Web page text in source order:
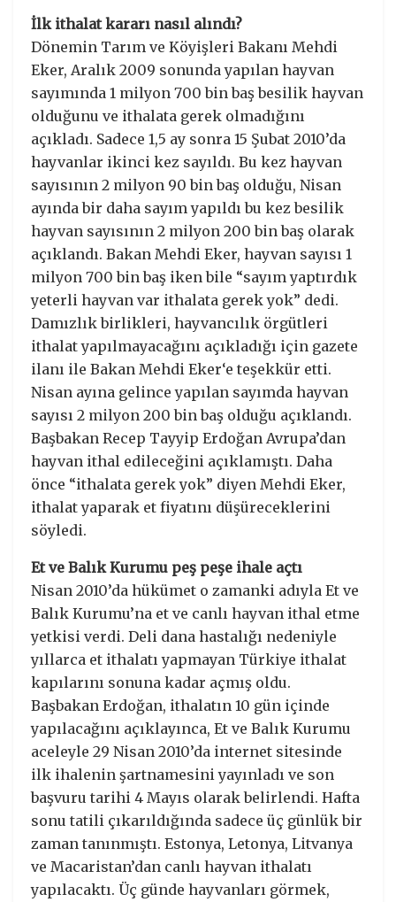
İlk ithalat kararı nasıl alındı?
Dönemin Tarım ve Köyişleri Bakanı Mehdi
Eker, Aralık 2009 sonunda yapılan hayvan
sayımında 1 milyon 700 bin baş besilik hayvan
olduğunu ve ithalata gerek olmadığını
açıkladı. Sadece 1,5 ay sonra 15 Şubat 2010’da
hayvanlar ikinci kez sayıldı. Bu kez hayvan
sayısının 2 milyon 90 bin baş olduğu, Nisan
ayında bir daha sayım yapıldı bu kez besilik
hayvan sayısının 2 milyon 200 bin baş olarak
açıklandı. Bakan Mehdi Eker, hayvan sayısı 1
milyon 700 bin baş iken bile “sayım yaptırdık
yeterli hayvan var ithalata gerek yok” dedi.
Damızlık birlikleri, hayvancılık örgütleri
ithalat yapılmayacağını açıkladığı için gazete
ilanı ile Bakan Mehdi Eker‘e teşekkür etti.
Nisan ayına gelince yapılan sayımda hayvan
sayısı 2 milyon 200 bin baş olduğu açıklandı.
Başbakan Recep Tayyip Erdoğan Avrupa’dan
hayvan ithal edileceğini açıklamıştı. Daha
önce “ithalata gerek yok” diyen Mehdi Eker,
ithalat yaparak et fiyatını düşüreceklerini
söyledi.
Et ve Balık Kurumu peş peşe ihale açtı
Nisan 2010’da hükümet o zamanki adıyla Et ve
Balık Kurumu’na et ve canlı hayvan ithal etme
yetkisi verdi. Deli dana hastalığı nedeniyle
yıllarca et ithalatı yapmayan Türkiye ithalat
kapılarını sonuna kadar açmış oldu.
Başbakan Erdoğan, ithalatın 10 gün içinde
yapılacağını açıklayınca, Et ve Balık Kurumu
aceleyle 29 Nisan 2010’da internet sitesinde
ilk ihalenin şartnamesini yayınladı ve son
başvuru tarihi 4 Mayıs olarak belirlendi. Hafta
sonu tatili çıkarıldığında sadece üç günlük bir
zaman tanınmıştı. Estonya, Letonya, Litvanya
ve Macaristan’dan canlı hayvan ithalatı
yapılacaktı. Üç günde hayvanları görmek,